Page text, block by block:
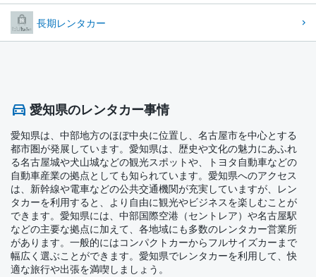
長期レンタカー
愛知県のレンタカー事情
愛知県は、中部地方のほぼ中央に位置し、名古屋市を中心とする
都市圏が発展しています。愛知県は、歴史や文化の魅力にあふれ
る名古屋城や犬山城などの観光スポットや、トヨタ自動車などの
自動車産業の拠点としても知られています。愛知県へのアクセス
は、新幹線や電車などの公共交通機関が充実していますが、レン
タカーを利用すると、より自由に観光やビジネスを楽しむことが
できます。愛知県には、中部国際空港（セントレア）や名古屋駅
などの主要な拠点に加えて、各地域にも多数のレンタカー営業所
があります。一般的にはコンパクトカーからフルサイズカーまで
幅広く選ぶことができます。愛知県でレンタカーを利用して、快
適な旅行や出張を満喫しましょう。